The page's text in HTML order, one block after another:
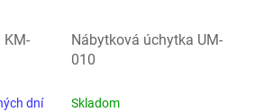
KM-
dní
Nábytková úchytka UM-
010
Skladom